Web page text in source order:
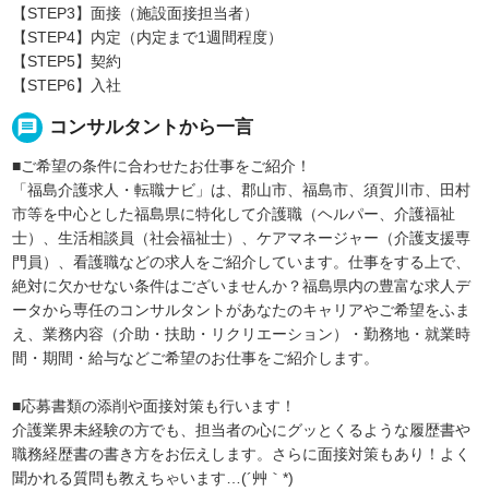
【STEP3】面接（施設面接担当者）
【STEP4】内定（内定まで1週間程度）
【STEP5】契約
【STEP6】入社
message コンサルタントから一言
■ご希望の条件に合わせたお仕事をご紹介！
「福島介護求人・転職ナビ」は、郡山市、福島市、須賀川市、田村
市等を中心とした福島県に特化して介護職（ヘルパー、介護福祉
士）、生活相談員（社会福祉士）、ケアマネージャー（介護支援専
門員）、看護職などの求人をご紹介しています。仕事をする上で、
絶対に欠かせない条件はございませんか？福島県内の豊富な求人デ
ータから専任のコンサルタントがあなたのキャリアやご希望をふま
え、業務内容（介助・扶助・リクリエーション）・勤務地・就業時
間・期間・給与などご希望のお仕事をご紹介します。
■応募書類の添削や面接対策も行います！
介護業界未経験の方でも、担当者の心にグッとくるような履歴書や
職務経歴書の書き方をお伝えします。さらに面接対策もあり！よく
聞かれる質問も教えちゃいます…(´艸｀*)